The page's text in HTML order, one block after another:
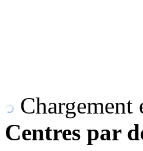
Chargement
Centres par